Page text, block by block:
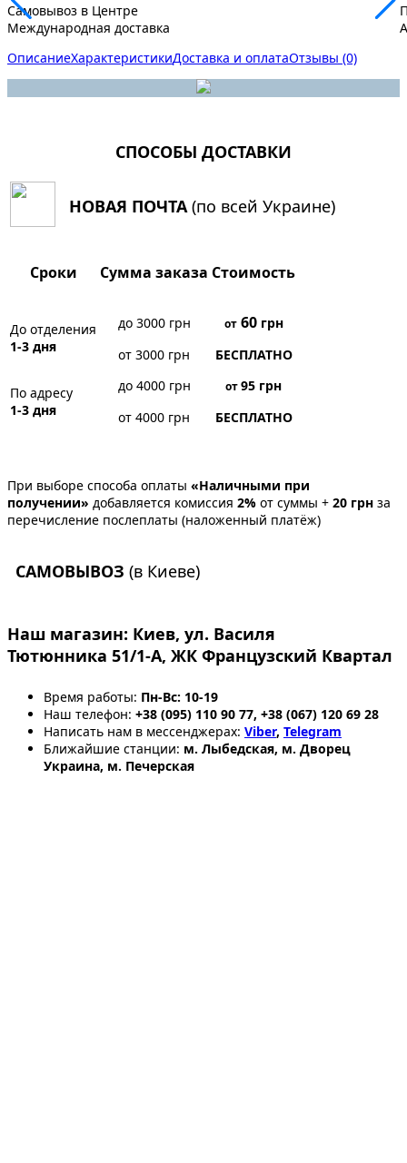
Самовывоз в Центре
Международная доставка
ОписаниеХарактеристикиДоставка и оплатаОтзывы (0)
СПОСОБЫ ДОСТАВКИ
НОВАЯ ПОЧТА (по всей Украине)
Сроки Сумма заказа Стоимость
До отделения
1-3 дня
до 3000 грн от60грн
от 3000 грн
БЕСПЛАТНО
По адресу
1-3 дня
до 4000 грн от95 грн
от 4000 грн
БЕСПЛАТНО
При выборе способа оплаты «Наличными при
получении» добавляется комиссия 2% от суммы + 20 грн за
перечисление послеплаты (наложенный платёж)
САМОВЫВОЗ (в Киеве)
Наш магазин: Киев, ул. Василя
Тютюнника 51/1-А, ЖК Французский Квартал
Время работы: Пн-Вс: 10-19
Наш телефон: +38 (095) 110 90 77, +38 (067) 120 69 28
Написать нам в мессенджерах: Viber, Telegram
Ближайшие станции: м. Лыбедская, м. Дворец
Украина, м. Печерская